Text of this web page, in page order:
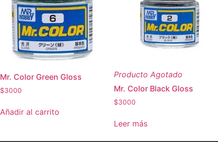
Mr. Color Green Gloss
$3000
Añadir al carrito
Producto Agotado
Mr. Color Black Gloss
$3000
Leer más